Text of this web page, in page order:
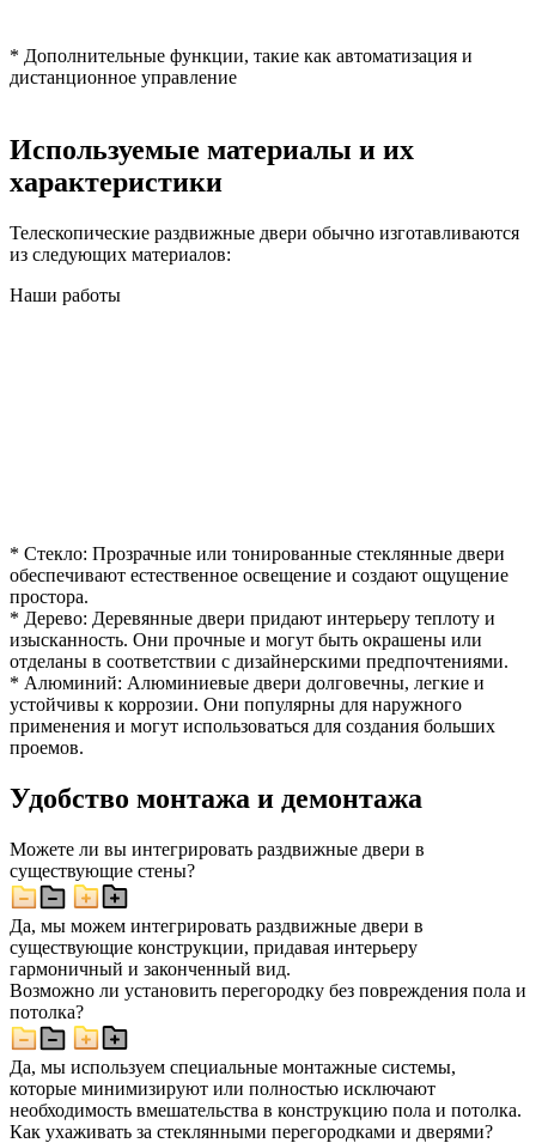
* Дополнительные функции, такие как автоматизация и
дистанционное управление
Используемые материалы и их
характеристики
Телескопические раздвижные двери обычно изготавливаются
из следующих материалов:
Наши работы
* Стекло: Прозрачные или тонированные стеклянные двери
обеспечивают естественное освещение и создают ощущение
простора.
* Дерево: Деревянные двери придают интерьеру теплоту и
изысканность. Они прочные и могут быть окрашены или
отделаны в соответствии с дизайнерскими предпочтениями.
* Алюминий: Алюминиевые двери долговечны, легкие и
устойчивы к коррозии. Они популярны для наружного
применения и могут использоваться для создания больших
проемов.
Удобство монтажа и демонтажа
Можете ли вы интегрировать раздвижные двери в
существующие стены?
Да, мы можем интегрировать раздвижные двери в
существующие конструкции, придавая интерьеру
гармоничный и законченный вид.
Возможно ли установить перегородку без повреждения пола и
потолка?
Да, мы используем специальные монтажные системы,
которые минимизируют или полностью исключают
необходимость вмешательства в конструкцию пола и потолка.
Как ухаживать за стеклянными перегородками и дверями?